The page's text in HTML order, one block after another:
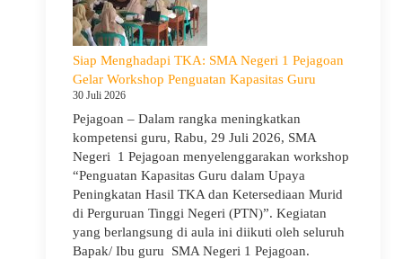
Siap Menghadapi TKA: SMA Negeri 1 Pejagoan
Gelar Workshop Penguatan Kapasitas Guru
30 Juli 2026
Pejagoan – Dalam rangka meningkatkan
kompetensi guru, Rabu, 29 Juli 2026, SMA
Negeri 1 Pejagoan menyelenggarakan workshop
“Penguatan Kapasitas Guru dalam Upaya
Peningkatan Hasil TKA dan Ketersediaan Murid
di Perguruan Tinggi Negeri (PTN)”. Kegiatan
yang berlangsung di aula ini diikuti oleh seluruh
Bapak/ Ibu guru SMA Negeri 1 Pejagoan.